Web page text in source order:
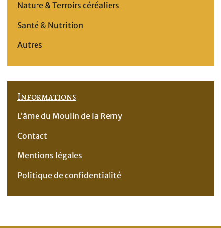
Nature & Terroirs céréaliers
Santé & Nutrition
Autres
Informations
L’âme du Moulin de la Remy
Contact
Mentions légales
Politique de confidentialité